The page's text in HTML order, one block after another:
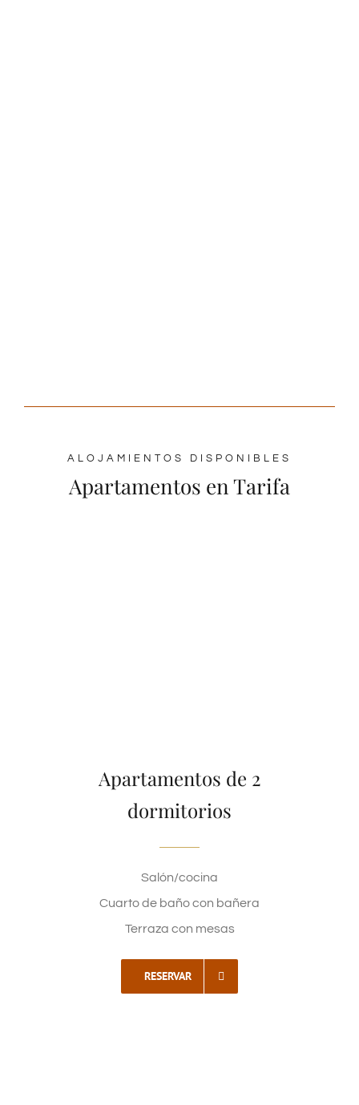
ALOJAMIENTOS DISPONIBLES
Apartamentos en Tarifa
Apartamentos de 2
dormitorios
Salón/cocina
Cuarto de baño con bañera
Terraza con mesas
RESERVAR